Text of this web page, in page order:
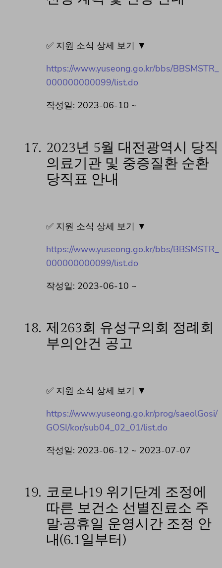
✅ 지원 소식 상세 보기 ▼
https://www.yuseong.go.kr/bbs/BBSMSTR_
000000000099/list.do
작성일: 2023-06-10 ~
17. 2023년 5월 대전광역시 당직
의료기관 및 중증질환 순환
당직표 안내
✅ 지원 소식 상세 보기 ▼
https://www.yuseong.go.kr/bbs/BBSMSTR_
000000000099/list.do
작성일: 2023-06-10 ~
18. 제263회 유성구의회 정례회
부의안건 공고
✅ 지원 소식 상세 보기 ▼
https://www.yuseong.go.kr/prog/saeolGosi/
GOSI/kor/sub04_02_01/list.do
작성일: 2023-06-12 ~ 2023-07-07
19. 코로나19 위기단계 조정에
따른 보건소 선별진료소 주
말·공휴일 운영시간 조정 안
내(6.1일부터)